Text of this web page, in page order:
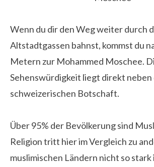
Wenn du dir den Weg weiter durch
Altstadtgassen bahnst, kommst du
Metern zur Mohammed Moschee.
Sehenswürdigkeit liegt direkt neben
schweizerischen Botschaft.
Über 95% der Bevölkerung sind
Religion tritt hier im Vergleich zu
muslimischen Ländern nicht so stark